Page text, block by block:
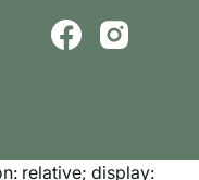
relative; display: